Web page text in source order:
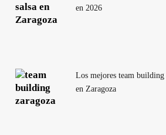
en 2026
Los mejores team building
en Zaragoza